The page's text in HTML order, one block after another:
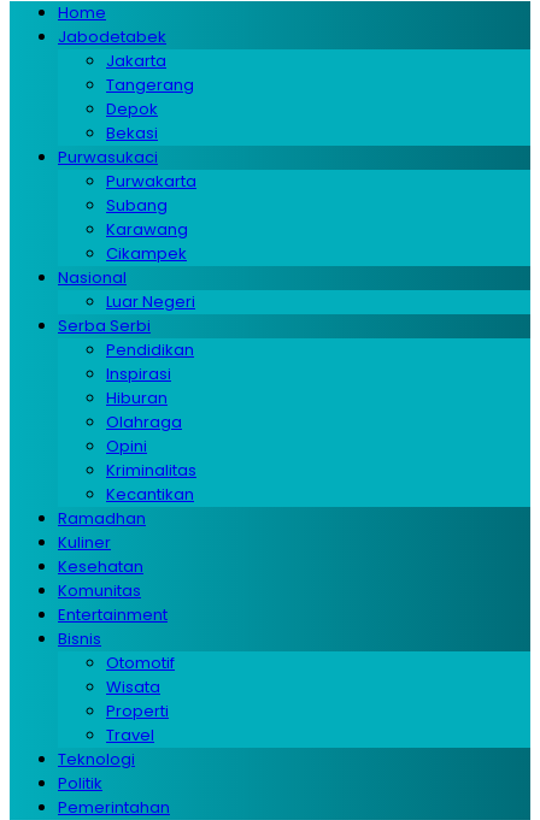
Home
Jabodetabek
Jakarta
Tangerang
Depok
Bekasi
Purwasukaci
Purwakarta
Subang
Karawang
Cikampek
Nasional
Luar Negeri
Serba Serbi
Pendidikan
Inspirasi
Hiburan
Olahraga
Opini
Kriminalitas
Kecantikan
Ramadhan
Kuliner
Kesehatan
Komunitas
Entertainment
Bisnis
Otomotif
Wisata
Properti
Travel
Teknologi
Politik
Pemerintahan